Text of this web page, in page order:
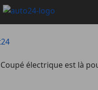
électrique est là